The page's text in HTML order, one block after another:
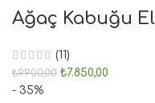
Ağaç Kabuğu
(11)
₺9.900,00 ₺7.850,00
- 35%